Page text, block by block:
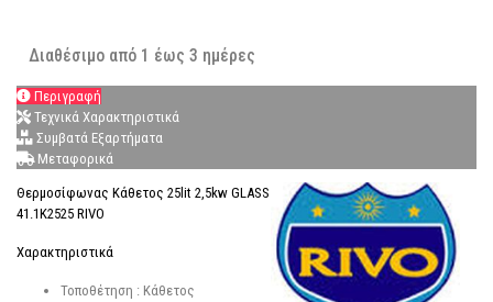
Διαθέσιμο από 1 έως 3 ημέρες
Περιγραφή
Τεχνικά Χαρακτηριστικά
Συμβατά Εξαρτήματα
Μεταφορικά
Θερμοσίφωνας Κάθετος 25lit 2,5kw GLASS
41.1Κ2525 RIVO
Χαρακτηριστικά
Τοποθέτηση : Κάθετος